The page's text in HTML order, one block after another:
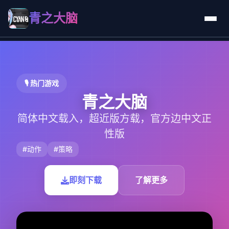
青之大脑
🎙️ 热门游戏
青之大脑
简体中文载入，超近版方载，官方边中文正
性版
#动作 #策略
即刻下载 了解更多